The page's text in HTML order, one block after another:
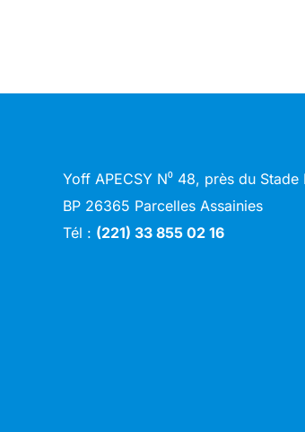
Yoff APECSY N⁰ 48, près du
BP 26365 Parcelles Assainies
Tél : (221) 33 855 02 16